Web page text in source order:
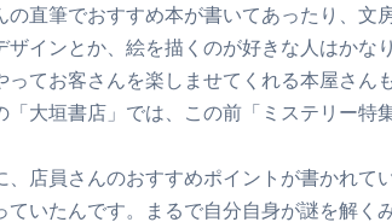
の直筆でおすすめ本が書いてあったり、文
ザインとか、絵を描くのが好きな人はかな
ってお客さんを楽しませてくれる本屋さん
「大垣書店」では、この前「ミステリー特
、店員さんのおすすめポイントが書かれて
ていたんです。まるで自分自身が謎を解く